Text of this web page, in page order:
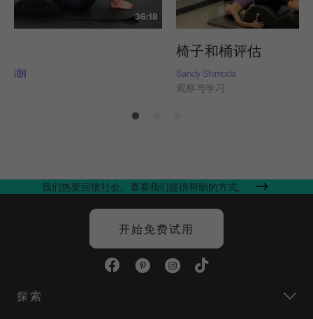
36:18
-布朗
椅子和桶评估
Sandy Shimoda
观察与学习
我们热爱回馈社会。查看我们提供帮助的方式。
开始免费试用
探索